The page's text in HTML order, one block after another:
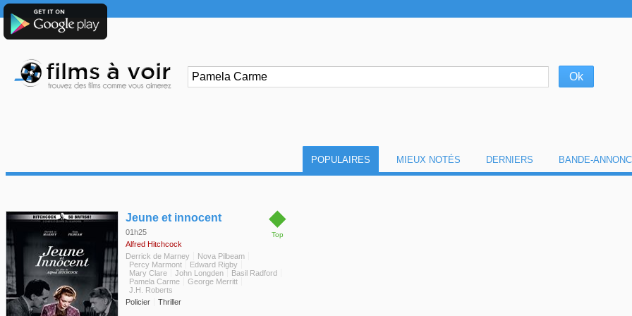
POPULAIRES MIEUX NOTÉS DERNIERS BANDE-
◆
Top
Jeune et innocent
01h25
Alfred Hitchcock
Derrick de Marney
Nova Pilbeam
Percy Marmont
Edward Rigby
Mary Clare
John Longden
Basil Radford
Pamela Carme
George Merritt
J.H. Roberts
Policier
Thriller